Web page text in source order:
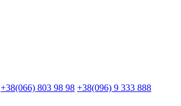
+38(066) 803 98 98 +38(096) 9 333 888